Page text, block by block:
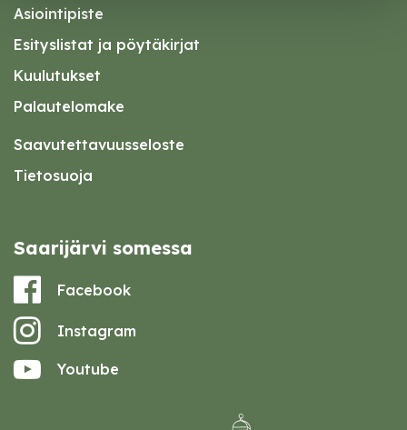
Asiointipiste
Esityslistat ja pöytäkirjat
Kuulutukset
Palautelomake
Saavutettavuusseloste
Tietosuoja
Saarijärvi somessa
Facebook
Instagram
Youtube